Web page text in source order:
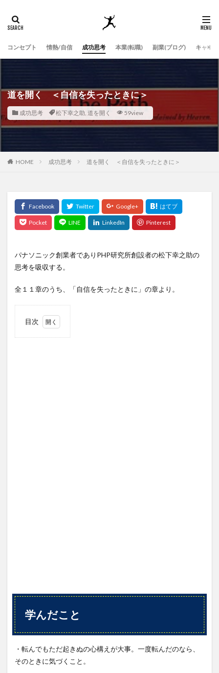
コンセプト 情熱/自信 成功思考 本業(転職) 副業(ブログ) キャッ
道を開く ＜自信を失ったときに＞
成功思考 松下幸之助, 道を開く 59view
HOME 成功思考 道を開く ＜自信を失ったときに＞
パナソニック創業者でありPHP研究所創設者の松下幸之助の
思考を吸収する。
全１１章のうち、「自信を失ったときに」の章より。
目次
学んだこと
・転んでもただ起きぬの心構えが大事。一度転んだのなら、
そのときに気づくこと。